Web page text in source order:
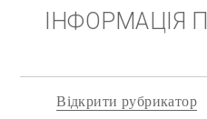
ІНФОРМАЦІЯ
Відкрити рубрикатор